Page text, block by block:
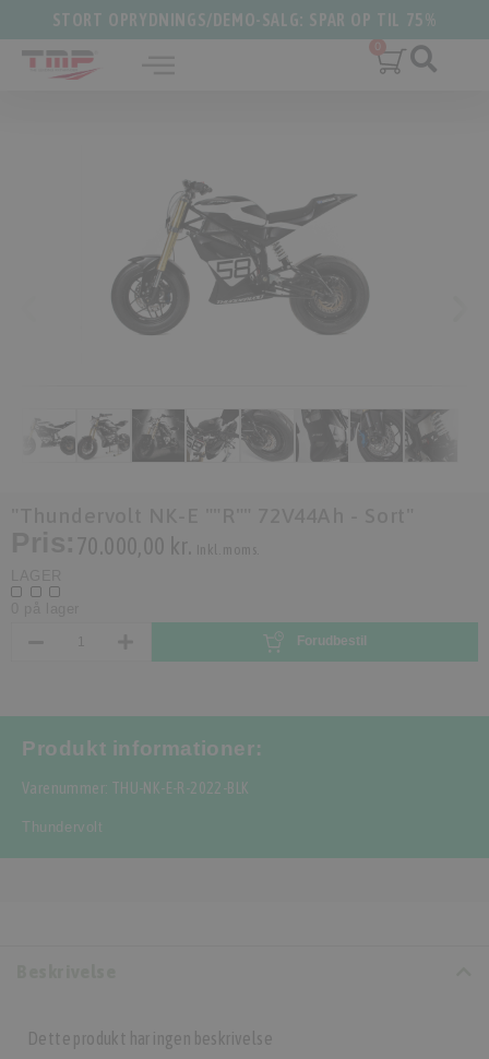
STORT OPRYDNINGS/DEMO-SALG: SPAR OP TIL 75%
Forudbestil
Produkt informationer:
Varenummer: THU-NK-E-R-2022-BLK
Thundervolt
Dette produkt har ingen beskrivelse